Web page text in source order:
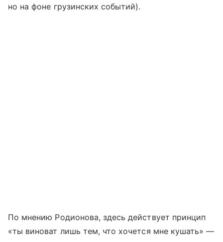
но на фоне грузинских событий).
По мнению Родионова, здесь действует принцип
«ты виноват лишь тем, что хочется мне кушать» —